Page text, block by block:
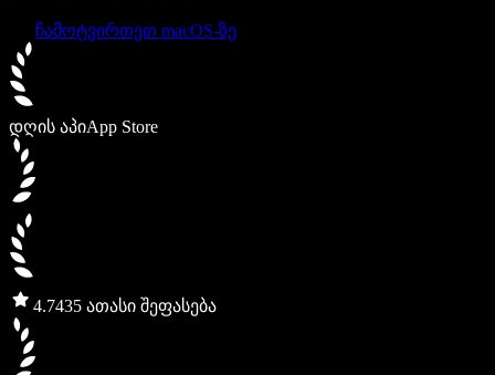
ჩამოტვირთეთ macOS-ზე
დღის აპიApp Store
4.7435 ათასი შეფასება